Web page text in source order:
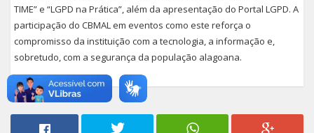
TIME” e “LGPD na Prática”, além da apresentação do Portal LGPD. A
participação do CBMAL em eventos como este reforça o
compromisso da instituição com a tecnologia, a informação e,
sobretudo, com a segurança da população alagoana.